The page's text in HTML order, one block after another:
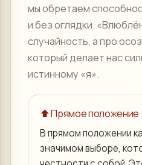
мы обретаем
и без оглядки.
случайность, а про
который делает нас
истинному «я».
⬆️ Прямое положение
В прямом положении
значимом выборе,